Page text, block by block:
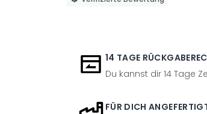
14 TAGE
Du kannst dir 14 Tage
FÜR DICH